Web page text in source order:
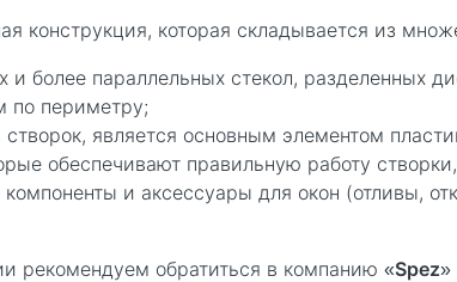
конструкция, которая складывается из
и более параллельных стекол, разделенных
по периметру;
является основным элементом
обеспечивают правильную работу
и аксессуары для окон (отливы,
рекомендуем обратиться в компанию «Spez»